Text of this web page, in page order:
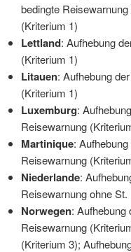
bedingte
(Kriterium 1)
Lettland: Aufhebung
(Kriterium 1)
Litauen: Aufhebung
(Kriterium 1)
Luxemburg:
Reisewarnung
Martinique:
Reisewarnung
Niederlande:
Reisewarnung ohne
Norwegen: Aufhebung
Reisewarnung
(Kriterium 3);